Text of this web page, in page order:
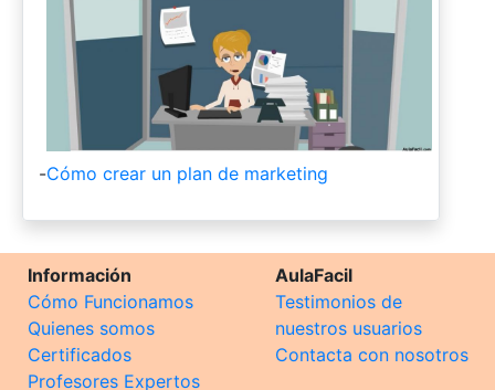
-Cómo crear un plan de marketing
Información
Cómo Funcionamos
Quienes somos
Certificados
Profesores Expertos
AulaFacil
Testimonios de
nuestros usuarios
Contacta con nosotros